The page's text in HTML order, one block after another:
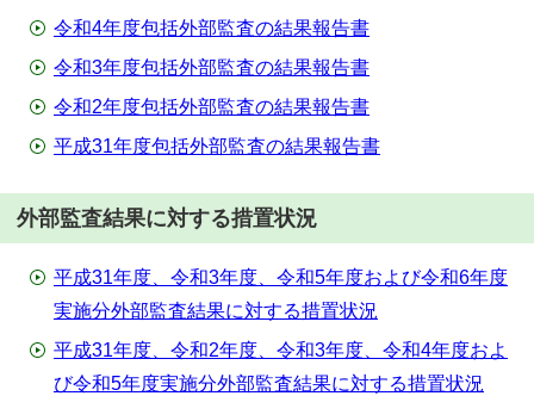
令和4年度包括外部監査の結果報告書
令和3年度包括外部監査の結果報告書
令和2年度包括外部監査の結果報告書
平成31年度包括外部監査の結果報告書
外部監査結果に対する措置状況
平成31年度、令和3年度、令和5年度および令和6年度
実施分外部監査結果に対する措置状況
平成31年度、令和2年度、令和3年度、令和4年度およ
び令和5年度実施分外部監査結果に対する措置状況